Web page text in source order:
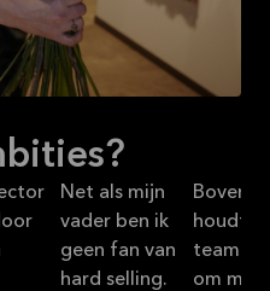
Net als mijn
vader ben ik
geen fan van
hard selling.
houdt
team
om met